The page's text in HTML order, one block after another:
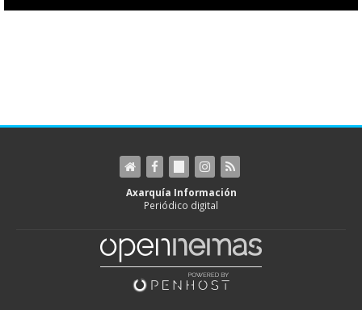
Axarquía Información
Periódico digital